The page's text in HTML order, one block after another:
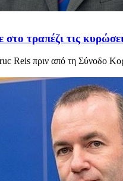
τραπέζι τις
Reis πριν από τη Σύνοδο